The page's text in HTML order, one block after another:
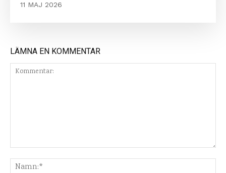
11 MAJ 2026
LÄMNA EN KOMMENTAR